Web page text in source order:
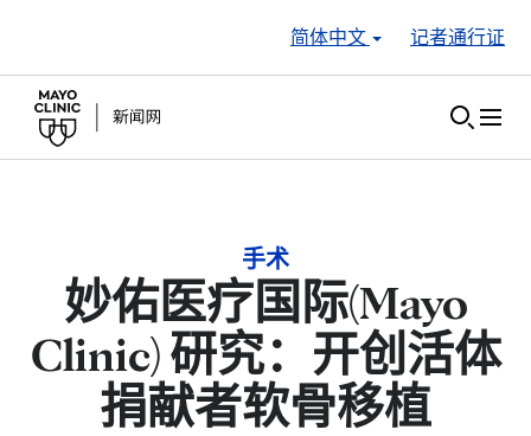
简体中文
记者通行证
手术
妙佑医疗国际(Mayo
Clinic) 研究：开创活体
捐献者软骨移植